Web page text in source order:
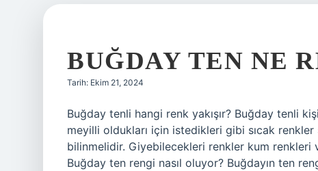
BUĞDAY TEN NE
Tarih: Ekim 21, 2024
Buğday tenli hangi renk yakışır? Buğday tenli
meyilli oldukları için istedikleri gibi sıcak
bilinmelidir. Giyebilecekleri renkler kum renkleri
Buğday ten rengi nasıl oluyor? Buğdayın ten